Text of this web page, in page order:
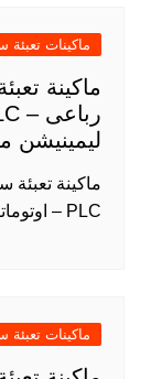
ماكينات
ماكينة
ماكينة تعبئة
PLC – اوتوماتيك 80 ملل
ماكينات